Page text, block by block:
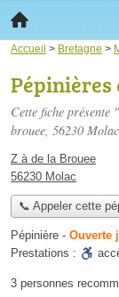
Accueil > Bretagne >
Pépinières
Cette fiche présente
brouee, 56230
Z à de la Brouee
56230 Molac
📞 Appeler cette
Pépinière - Ouverte
Prestations :
3 personnes